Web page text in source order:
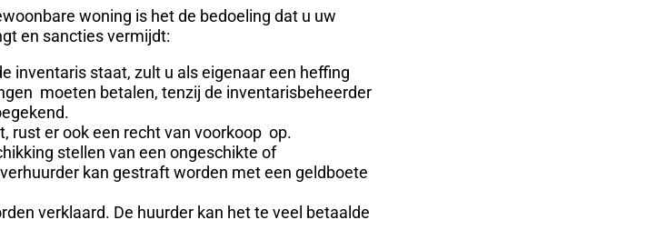
woning is het de bedoeling dat u uw
en sancties vermijdt:
inventaris staat, zult u als eigenaar een heffing
moeten betalen, tenzij de inventarisbeheerder
rust er ook een recht van voorkoop op.
stellen van een ongeschikte of
kan gestraft worden met een geldboete
verklaard. De huurder kan het te veel betaalde